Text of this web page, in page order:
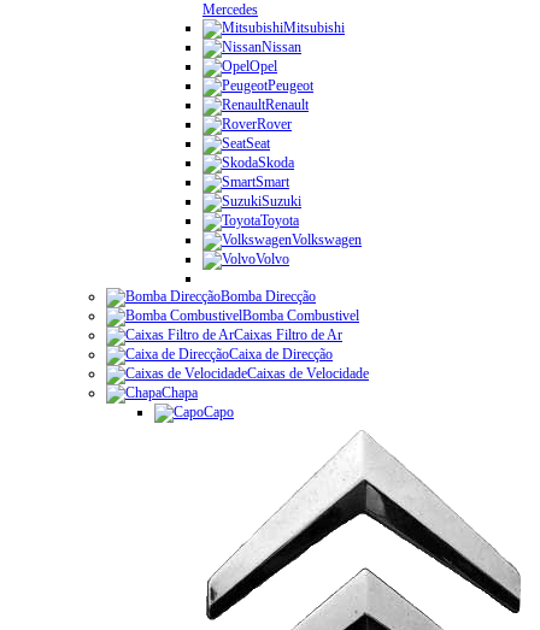
Mercedes
Mitsubishi
Nissan
Opel
Peugeot
Renault
Rover
Seat
Skoda
Smart
Suzuki
Toyota
Volkswagen
Volvo
Bomba Direcção
Bomba Combustivel
Caixas Filtro de Ar
Caixa de Direcção
Caixas de Velocidade
Chapa
Capo